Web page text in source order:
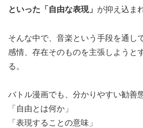
といった「自由な表現」 が抑え込ま
そんな中で、音楽という手段を通し
感情、存在そのものを主張しようと
る。
バトル漫画でも、分かりやすい勧善
「自由とは何か」
「表現することの意味」